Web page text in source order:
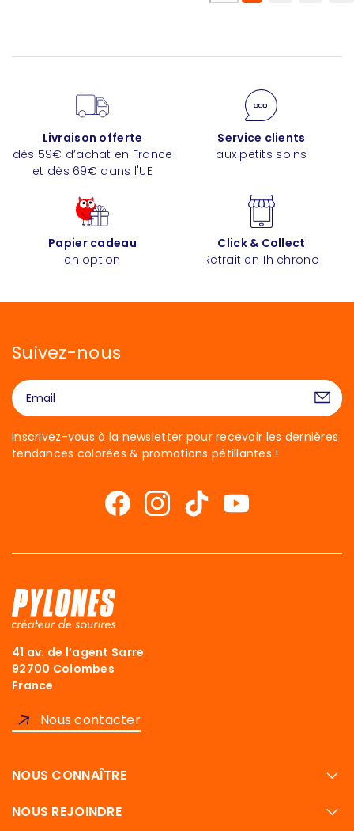
Livraison offerte
dès 59€ d’achat en France
et dès 69€ dans l'UE
Service clients
aux petits soins
Papier cadeau
en option
Click & Collect
Retrait en 1h chrono
Suivez-nous
Inscrivez-vous à la newsletter pour recevoir les dernières
tendances colorées & promotions pétillantes !
41 av. de l’agent Sarre
92700 Colombes
France
Nous contacter
NOUS CONNAÎTRE
NOUS REJOINDRE